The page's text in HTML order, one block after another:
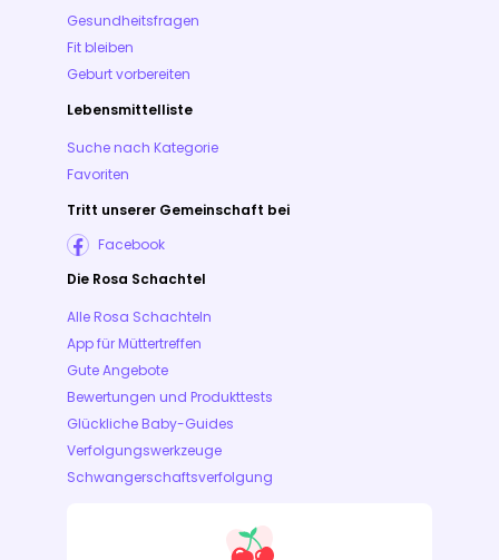
Gesundheitsfragen
Fit bleiben
Geburt vorbereiten
Lebensmittelliste
Suche nach Kategorie
Favoriten
Tritt unserer Gemeinschaft bei
Facebook
Die Rosa Schachtel
Alle Rosa Schachteln
App für Müttertreffen
Gute Angebote
Bewertungen und Produkttests
Glückliche Baby-Guides
Verfolgungswerkzeuge
Schwangerschaftsverfolgung